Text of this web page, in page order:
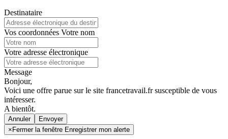
Destinataire
Vos coordonnées Votre nom
Votre adresse électronique
Message
Bonjour,
Voici une offre parue sur le site francetravail.fr susceptible de vous
intéresser.
A bientôt.
Annuler
× Fermer la fenêtre Enregistrer mon alerte